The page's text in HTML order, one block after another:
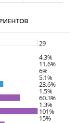
29
4.3%
11.6%
6%
5.1%
23.6%
1.5%
60.3%
1.3%
101%
15%